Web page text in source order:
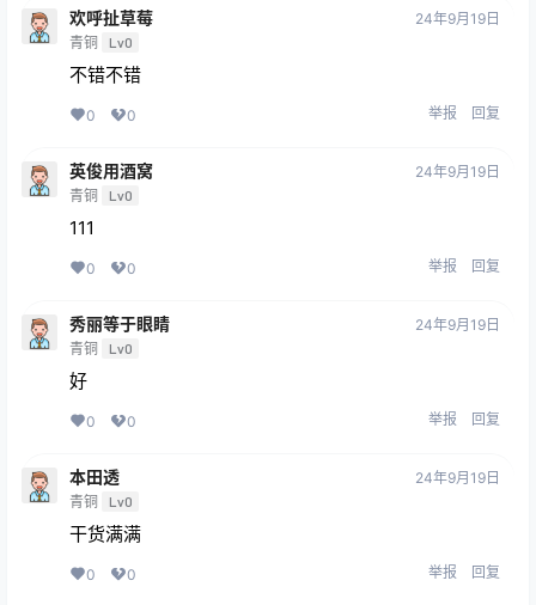
欢呼扯草莓
青铜 Lv0
24年9月19日
不错不错
0 0 举报 回复
英俊用酒窝
青铜 Lv0
24年9月19日
111
0 0 举报 回复
秀丽等于眼睛
青铜 Lv0
24年9月19日
好
0 0 举报 回复
本田透
青铜 Lv0
24年9月19日
干货满满
0 0 举报 回复